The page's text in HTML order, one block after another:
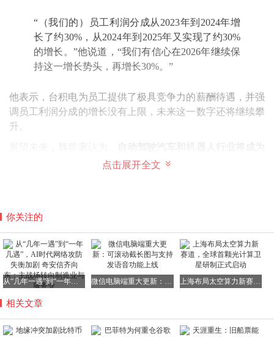
“（我们的）员工利润分成从2023年到2024年增
长了约30%，从2024年到2025年又实现了约30%
的增长。”他说道，“我们有信心在2026年继续保
持这一增长势头，再增长30%。”
他表示，台积电为员工提供了极具竞争力的薪酬待遇，并强
调员工利润分成的增长没有上限，未来这一数字还将继续攀
升。
台积电芯片业务的长期增长动力，公司也将加大投入，确保
点击展开全文
你关注的
从“几年一遇”到“一年几遇”，AI时代网络攻防失衡加剧 奇安信齐向东：主战场转向制造业与服务业 微信电脑端重大更新：可滚动截长图与支持发语音功能上线 上海布局太空算力新赛道，全球首颗光计算卫星研制正式启动
相关文章